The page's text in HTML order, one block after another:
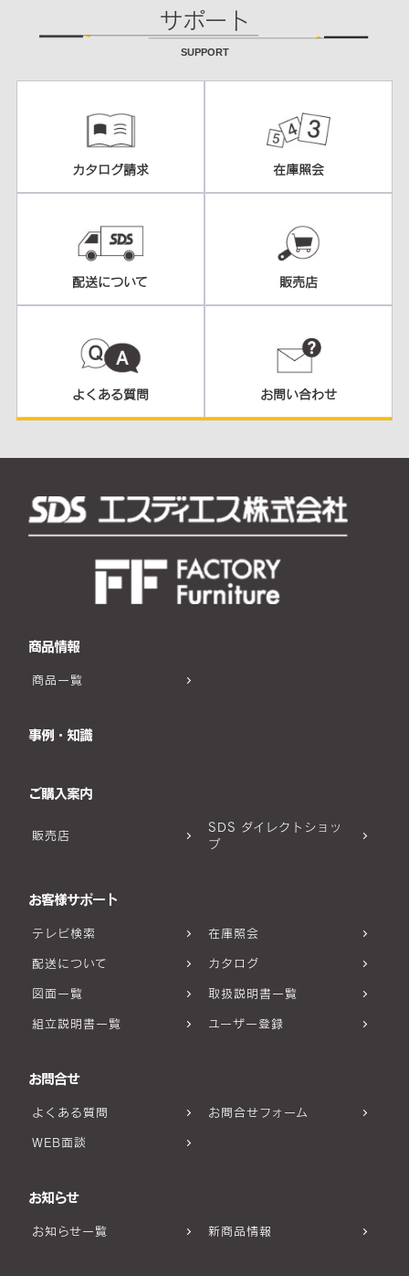
サポート
SUPPORT
カタログ請求 在庫照会
配送について 販売店
よくある質問 お問い合わせ
商品情報
商品一覧
事例・知識
ご購入案内
販売店
SDS ダイレクトショッ
プ
お客様サポート
テレビ検索 在庫照会
配送について カタログ
図面一覧 取扱説明書一覧
組立説明書一覧 ユーザー登録
お問合せ
よくある質問 お問合せフォーム
WEB面談
お知らせ
お知らせ一覧 新商品情報